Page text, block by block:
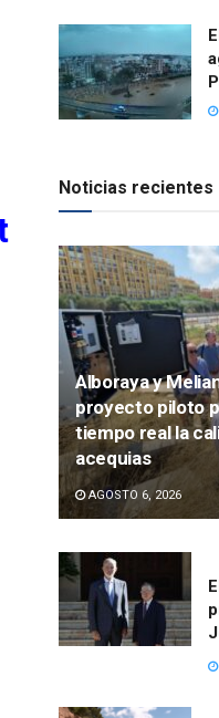
Noticias recientes
Alboraya y
proyecto piloto
tiempo real la
acequias
AGOSTO 6, 2026